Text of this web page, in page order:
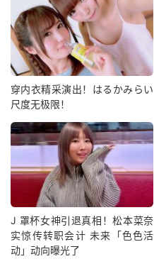
穿内衣精采演出！はるかみらい
尺度无极限！
J 罩杯女神引退真相！松本菜奈
实惊传转职会计 未来「色色活
动」动向曝光了